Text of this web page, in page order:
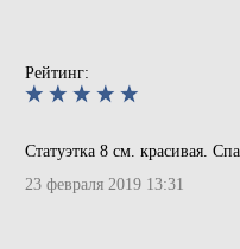
Рейтинг:
Статуэтка 8 см. красивая.
23 февраля 2019 13:31